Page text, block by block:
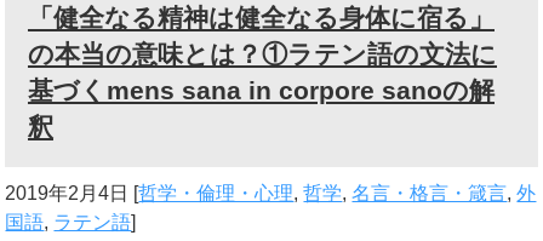
「健全なる精神は健全なる身体に宿る」
の本当の意味とは？①ラテン語の文法に
基づくmens sana in corpore sanoの解
釈
2019年2月4日 [哲学・倫理・心理,哲学,名言・格言・箴言,外
国語, ラテン語]